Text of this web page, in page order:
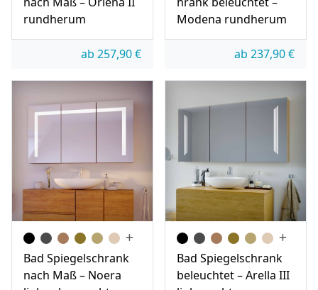
rundherum
ab 257,90€
Modena rundherum
ab 237,90€
Bad Spiegelschrank
nach Maß – Noera
Bad Spiegelschrank
beleuchtet – Arella III